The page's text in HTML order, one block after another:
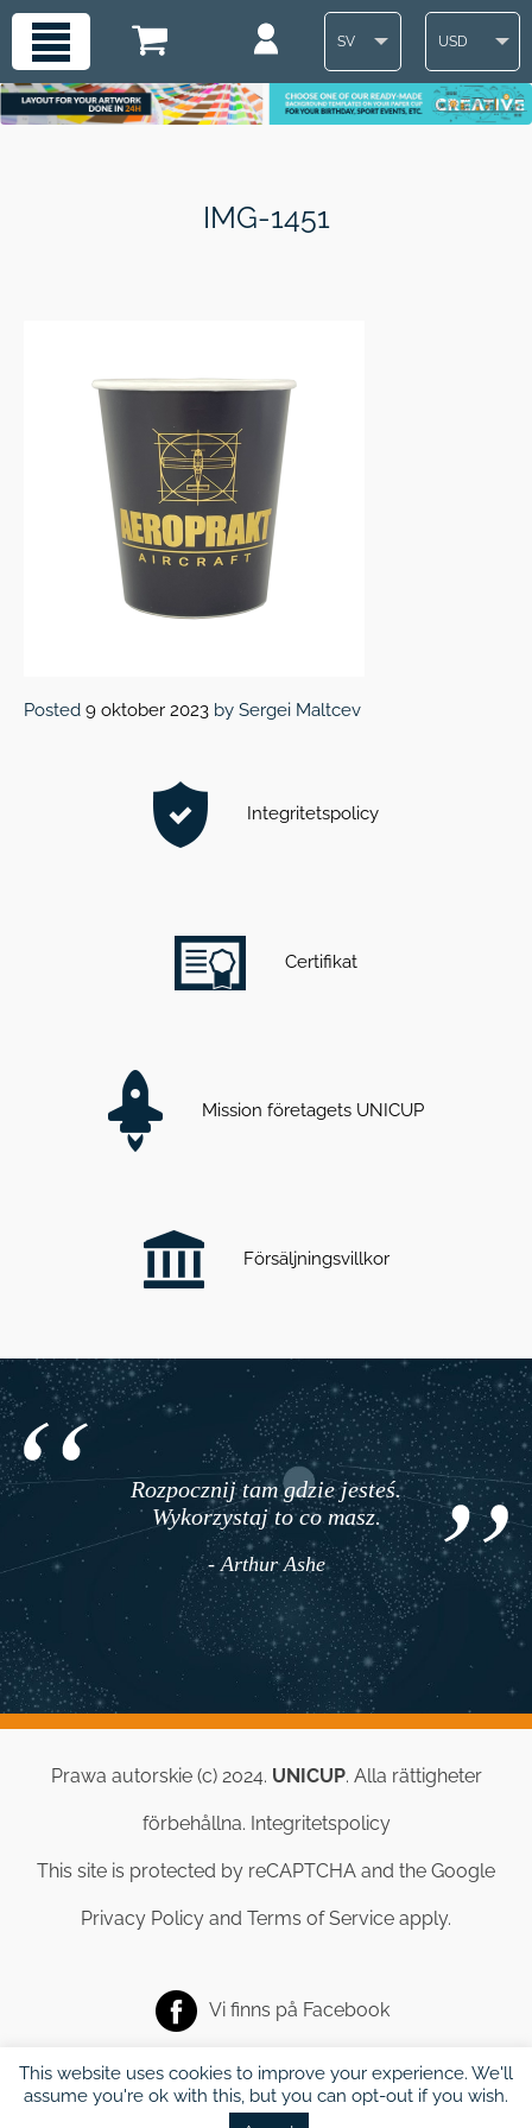
SV USD
IMG-1451
Posted 9 oktober 2023 by Sergei Maltcev
Integritetspolicy
Certifikat
Mission företagets UNICUP
Försäljningsvillkor
Rozpocznij tam gdzie jesteś.
Wykorzystaj to co masz.
- Arthur Ashe
Prawa autorskie (c) 2024. UNICUP. Alla rättigheter
förbehållna. Integritetspolicy
This site is protected by reCAPTCHA and the Google
Privacy Policy and Terms of Service apply.
Vi finns på Facebook
This website uses cookies to improve your experience. We'll
assume you're ok with this, but you can opt-out if you wish.